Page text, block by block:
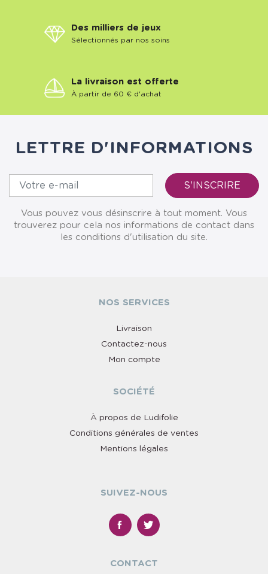
Des milliers de jeux
Sélectionnés par nos soins
La livraison est offerte
À partir de 60 € d'achat
LETTRE D'INFORMATIONS
Vous pouvez vous désinscrire à tout moment. Vous
trouverez pour cela nos informations de contact dans
les conditions d'utilisation du site.
NOS SERVICES
Livraison
Contactez-nous
Mon compte
SOCIÉTÉ
À propos de Ludifolie
Conditions générales de ventes
Mentions légales
SUIVEZ-NOUS
CONTACT